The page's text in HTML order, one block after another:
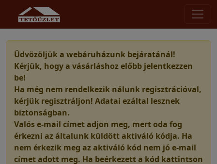
Üdvözöljük a webáruházunk bejáratánál!
Kérjük, hogy a vásárláshoz előbb jelentkezzen
be!
Ha még nem rendelkezik nálunk regisztrációval,
kérjük regisztráljon! Adatai ezáltal lesznek
biztonságban.
Valós e-mail címet adjon meg, mert oda fog
érkezni az általunk küldött aktiváló kódja. Ha
nem érkezik meg az aktiváló kód nem jó e-mail
címet adott meg. Ha beérkezett a kód kattintson